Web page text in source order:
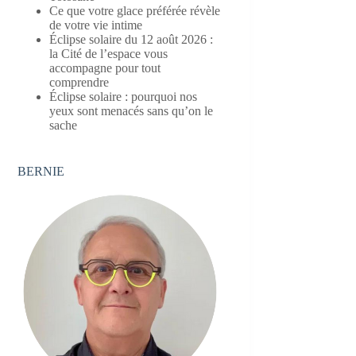
Ce que votre glace préférée révèle
de votre vie intime
Éclipse solaire du 12 août 2026 :
la Cité de l’espace vous
accompagne pour tout
comprendre
Éclipse solaire : pourquoi nos
yeux sont menacés sans qu’on le
sache
BERNIE